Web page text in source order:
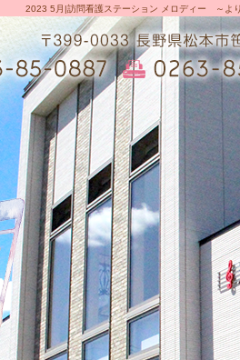
2023 5月|訪問看護ステーション メロディー ～よ